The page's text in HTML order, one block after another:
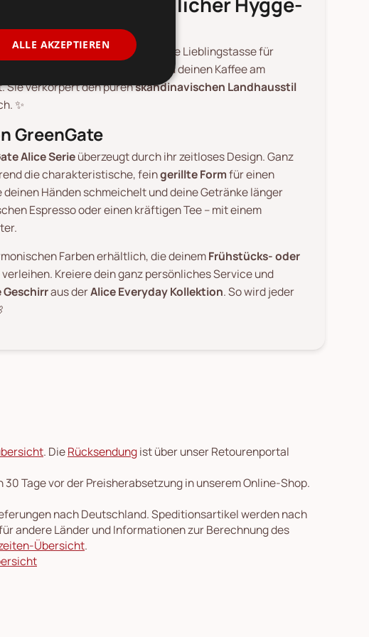
und entdecken deine neue Lieblingstasse für
ist wie geschaffen für dich, wenn du deinen Kaffee am
Sie verkörpert den purenskandinavischen Landhausstil
✨
GreenGate
Alice Serieüberzeugt durch ihr zeitloses Design. Ganz
die charakteristische, feingerillte Formfür einen
Händen schmeichelt und deine Getränke länger
Espresso oder einen kräftigen Tee – mit einem
Farben erhältlich, die deinemFrühstücks- oder
Kreiere dein ganz persönliches Service und
Geschirraus derAlice Everyday Kollektion. So wird jeder
. DieRücksendungist über unser Retourenportal
Tage vor der Preisherabsetzung in unserem Online-Shop.
nach Deutschland. Speditionsartikel werden nach
andere Länder und Informationen zur Berechnung des
Übersicht.
ALLE AKZEPTIEREN